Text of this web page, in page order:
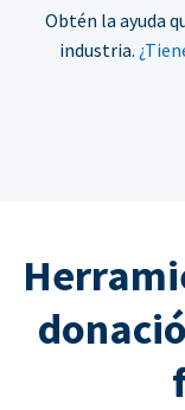
Obtén la ayuda
industria.